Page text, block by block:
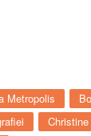
Metropolis
Christine